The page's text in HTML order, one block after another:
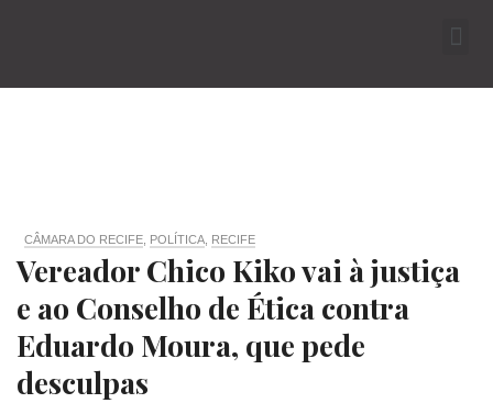
CÂMARA DO RECIFE POLÍTICA RECIFE
Vereador Chico Kiko vai à justiça
e ao Conselho de Ética contra
Eduardo Moura, que pede
desculpas